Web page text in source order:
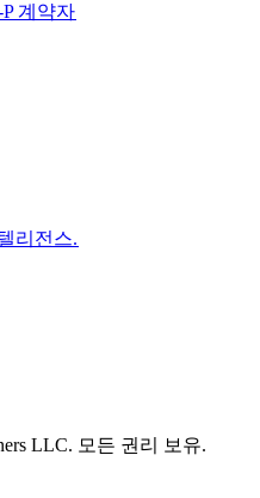
계약자​​
리전스.​​
LLC. 모든 권리 보유.​​